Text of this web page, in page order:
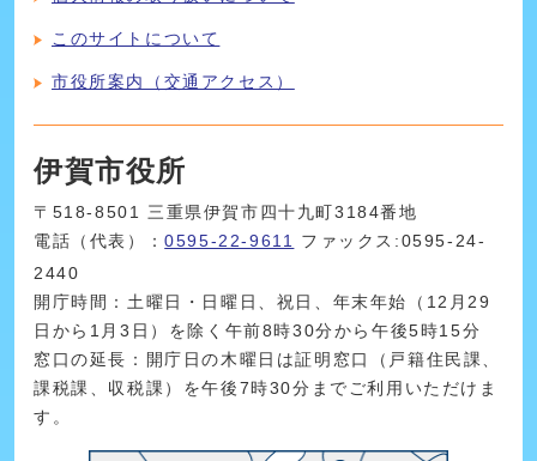
このサイトについて
市役所案内（交通アクセス）
伊賀市役所
〒518-8501 三重県伊賀市四十九町3184番地
電話（代表）：0595-22-9611 ファックス:0595-24-
2440
開庁時間：土曜日・日曜日、祝日、年末年始（12月29
日から1月3日）を除く午前8時30分から午後5時15分
窓口の延長：開庁日の木曜日は証明窓口（戸籍住民課、
課税課、収税課）を午後7時30分までご利用いただけま
す。